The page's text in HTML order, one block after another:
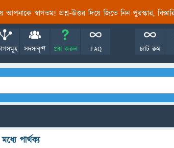
আপনাকে স্বাগতম! প্রশ্ন-উত্তর দিয়ে জিতে নিন পুরস্কার,
সদস্যবৃন্দ প্রশ্ন করুন FAQ চ্যাট রুম
পার্থক্য